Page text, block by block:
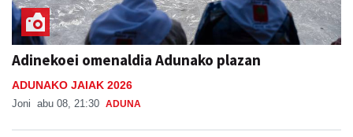
Adinekoei omenaldia Adunako plazan
ADUNAKO JAIAK 2026
Joni abu 08, 21:30 ADUNA